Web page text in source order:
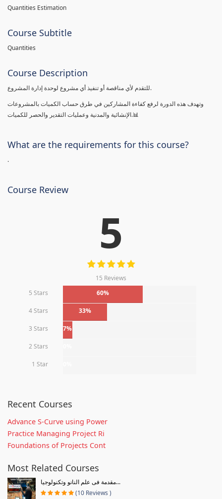
Quantities Estimation
Course Subtitle
Quantities
Course Description
للتقدم لأي مناقصة أو تنفيذ أي مشروع لوحدة إدارة المشروع.
وتهدف هذه الدورة لرفع كفاءة المشاركين في طرق حساب الكميات بالمشروعات
الإنشائية والمدنية وعمليات التقدير والحصر للكميات.📊
What are the requirements for this course?
.
Course Review
5
15 Reviews
5 Stars
60%
4 Stars 33%
3 Stars 7%
2 Stars
1 Star
Recent Courses
Advance S-Curve using Power
Practice Managing Project Ri
Foundations of Projects Cont
Most Related Courses
مقدمة فى علم النانو وتكنولوجيا...
(10 Reviews )